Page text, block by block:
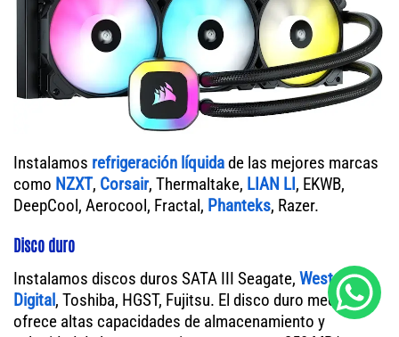
Instalamos refrigeración líquidade las mejores marcas
como NZXT, Corsair, Thermaltake, LIAN LI, EKWB,
DeepCool, Aerocool, Fractal, Phanteks, Razer.
Disco duro
Instalamos discos duros SATA III Seagate, Western
Digital, Toshiba, HGST, Fujitsu. El disco duro mecánico
ofrece altas capacidades de almacenamiento y